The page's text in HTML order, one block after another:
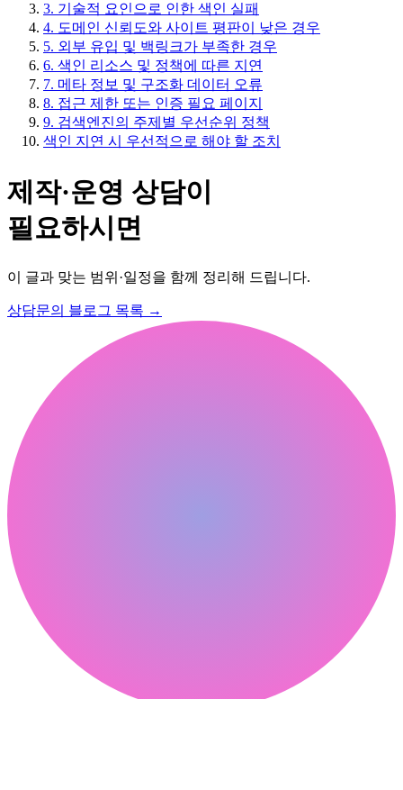
3. 기술적 요인으로 인한 색인 실패
4. 도메인 신뢰도와 사이트 평판이 낮은 경우
5. 외부 유입 및 백링크가 부족한 경우
6. 색인 리소스 및 정책에 따른 지연
7. 메타 정보 및 구조화 데이터 오류
8. 접근 제한 또는 인증 필요 페이지
9. 검색엔진의 주제별 우선순위 정책
색인 지연 시 우선적으로 해야 할 조치
제작·운영 상담이
필요하시면
이 글과 맞는 범위·일정을 함께 정리해 드립니다.
상담문의 블로그 목록 →